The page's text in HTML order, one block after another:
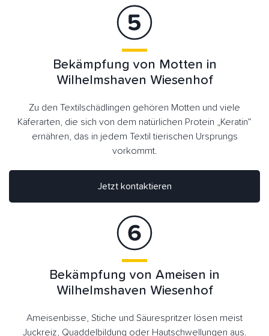
Bekämpfung von Motten in
Wilhelmshaven Wiesenhof
Zu den Textilschädlingen gehören Motten und viele
Käferarten, die sich von dem natürlichen Protein „Keratin“
ernähren, das in jedem Textil tierischen Ursprungs
vorkommt.
Jetzt kontaktieren
Bekämpfung von Ameisen in
Wilhelmshaven Wiesenhof
Ameisenbisse, Stiche und Säurespritzer lösen meist
Juckreiz, Quaddelbildung oder Hautschwellungen aus.